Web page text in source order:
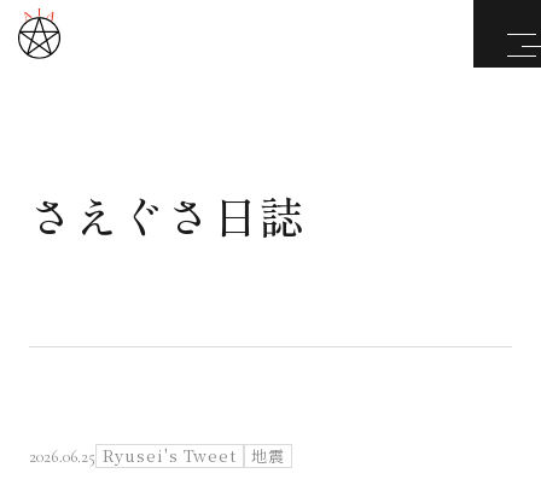
武道と医道
さえぐさ日誌
さえぐさ日誌
2026.06.25 Ryusei's Tweet 地震